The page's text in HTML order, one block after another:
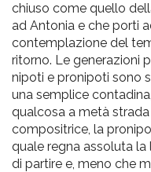
chiuso come quello
ad Antonia e che porti
contemplazione del
ritorno. Le generazioni
nipoti e pronipoti sono
una semplice
qualcosa a metà
compositrice, la
quale regna assoluta la
di partire e, meno che